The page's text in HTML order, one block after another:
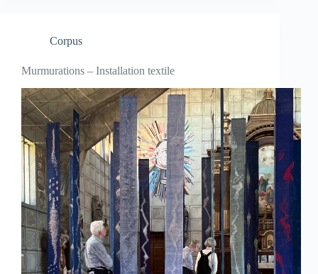
Corpus
Murmurations – Installation textile